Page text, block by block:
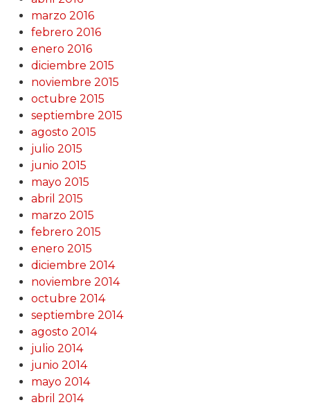
marzo 2016
febrero 2016
enero 2016
diciembre 2015
noviembre 2015
octubre 2015
septiembre 2015
agosto 2015
julio 2015
junio 2015
mayo 2015
abril 2015
marzo 2015
febrero 2015
enero 2015
diciembre 2014
noviembre 2014
octubre 2014
septiembre 2014
agosto 2014
julio 2014
junio 2014
mayo 2014
abril 2014